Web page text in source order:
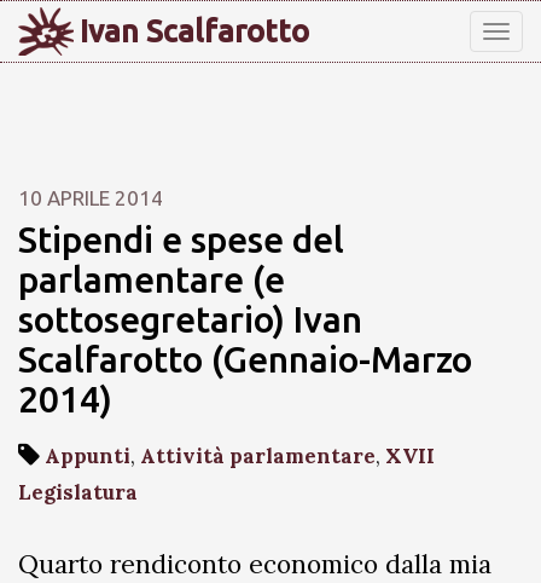
Ivan Scalfarotto
10 APRILE 2014
Stipendi e spese del
parlamentare (e
sottosegretario) Ivan
Scalfarotto (Gennaio-Marzo
2014)
Appunti, Attività parlamentare, XVII
Legislatura
Quarto rendiconto economico dalla mia